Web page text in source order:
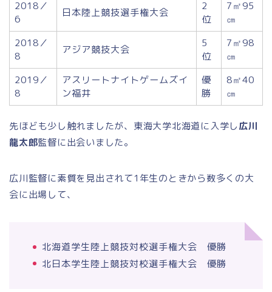
2018／
6
日本陸上競技選手権大会
2
位
7㎡95
㎝
2018／
8
アジア競技大会
5
位
7㎡98
㎝
2019／
8
アスリートナイトゲームズイ
ン福井
優
勝
8㎡40
㎝
先ほども少し触れましたが、東海大学北海道に入学し広川
龍太郎監督に出会いました。
広川監督に素質を見出されて1年生のときから数多くの大
会に出場して、
北海道学生陸上競技対校選手権大会 優勝
北日本学生陸上競技対校選手権大会 優勝